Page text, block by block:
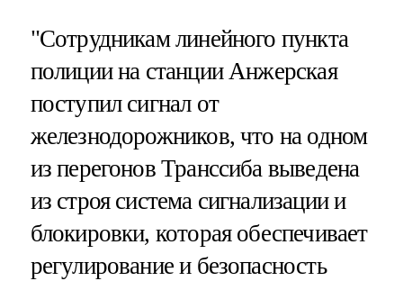
"Сотрудникам линейного пункта
полиции на станции Анжерская
поступил сигнал от
железнодорожников, что на одном
из перегонов Транссиба выведена
из строя система сигнализации и
блокировки, которая обеспечивает
регулирование и безопасность